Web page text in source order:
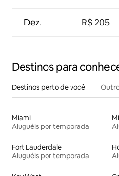
Dez. R$ 205
Destinos para
Destinos perto de você
Miami
Aluguéis por temporada
Fort Lauderdale
Aluguéis por temporada